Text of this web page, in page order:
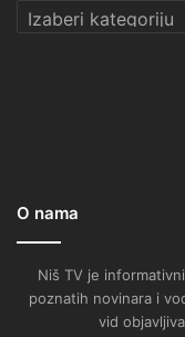
Kategorije
O nama
Niš TV je
poznatih novinara i
vid